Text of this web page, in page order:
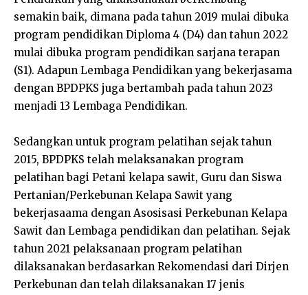
semakin baik, dimana pada tahun 2019 mulai dibuka
program pendidikan Diploma 4 (D4) dan tahun 2022
mulai dibuka program pendidikan sarjana terapan
(S1). Adapun Lembaga Pendidikan yang bekerjasama
dengan BPDPKS juga bertambah pada tahun 2023
menjadi 13 Lembaga Pendidikan.
Sedangkan untuk program pelatihan sejak tahun
2015, BPDPKS telah melaksanakan program
pelatihan bagi Petani kelapa sawit, Guru dan Siswa
Pertanian/Perkebunan Kelapa Sawit yang
bekerjasaama dengan Asosisasi Perkebunan Kelapa
Sawit dan Lembaga pendidikan dan pelatihan. Sejak
tahun 2021 pelaksanaan program pelatihan
dilaksanakan berdasarkan Rekomendasi dari Dirjen
Perkebunan dan telah dilaksanakan 17 jenis